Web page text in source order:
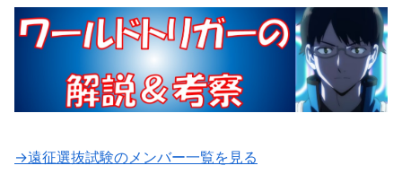
→遠征選抜試験のメンバー一覧を見る